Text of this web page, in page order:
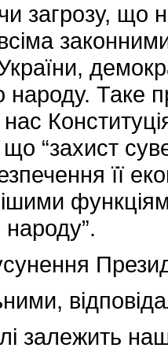
загрозу, що
народу. Таке
“захист
її
народу”.
залежить